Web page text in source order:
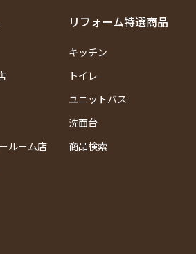
ルーム店
リフォーム特選商品
キッチン
トイレ
ユニットバス
洗面台
商品検索